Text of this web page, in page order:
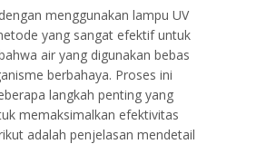
menggunakan lampu UV
yang sangat efektif untuk
air yang digunakan bebas
berbahaya. Proses ini
langkah penting yang
memaksimalkan efektivitas
adalah penjelasan mendetail